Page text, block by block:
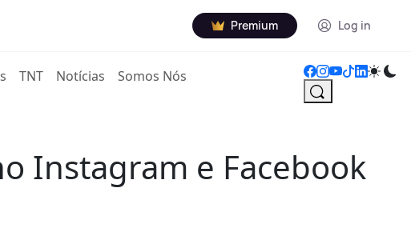
Premium Log in
TNT Notícias Somos Nós
Instagram e Facebook